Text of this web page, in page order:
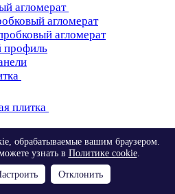
агломерат
агломерат
агломерат
плитка
Plank Optimum Glue
Plank Optimum Glue
обрабатываемые вашим браузером.
узнать в Политике cookie.
Отклонить